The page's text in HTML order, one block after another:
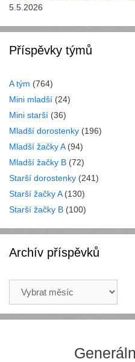
5.5.2026
Příspěvky týmů
A tým (764)
Mini mladší (24)
Mini starší (36)
Mladší dorostenky (196)
Mladší žačky A(94)
Mladší žačky B (72)
Starší dorostenky (241)
Starší žačky A(130)
Starší žačky B (100)
Archív příspěvků
příspěvků